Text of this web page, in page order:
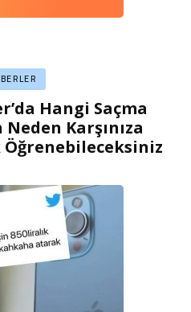
Hangi Saçma
Karşınıza
Öğrenebileceksiniz